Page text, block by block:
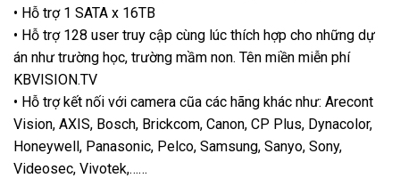
• Hỗ trợ 1 SATA x 16TB
• Hỗ trợ 128 user truy cập cùng lúc thích hợp cho những dự
án như trường học, trường mầm non. Tên miền miễn phí
KBVISION.TV
• Hỗ trợ kết nối với camera cũa các hãng khác như: Arecont
Vision, AXIS, Bosch, Brickcom, Canon, CP Plus, Dynacolor,
Honeywell, Panasonic, Pelco, Samsung, Sanyo, Sony,
Videosec, Vivotek,……